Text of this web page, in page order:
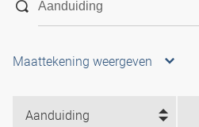
Maattekening weergeven
Aanduiding